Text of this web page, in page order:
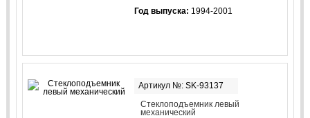
Год выпуска: 1994-2001
Артикул №: SK-93137
Стеклоподъемник левый
механический